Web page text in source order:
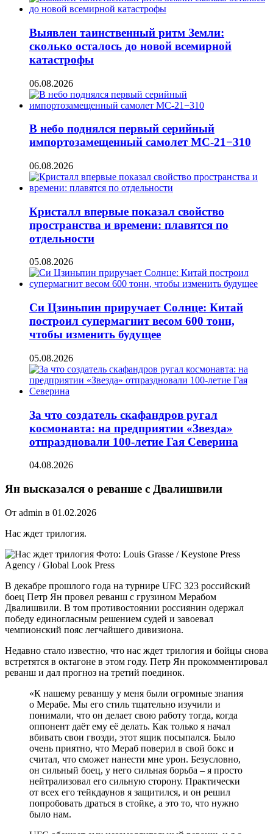
Выявлен таинственный ритм Земли:
сколько осталось до новой всемирной
катастрофы
06.08.2026
В небо поднялся первый серийный
импортозамещенный самолет МС-21−310
06.08.2026
Кристалл впервые показал свойство
пространства и времени: плавятся по
отдельности
05.08.2026
Си Цзиньпин приручает Солнце: Китай
построил супермагнит весом 600 тонн,
чтобы изменить будущее
05.08.2026
За что создатель скафандров ругал
космонавта: на предприятии «Звезда»
отпраздновали 100-летие Гая Северина
04.08.2026
Ян высказался о реванше с Двалишвили
От admin в 01.02.2026
Нас ждет трилогия.
Фото: Louis Grasse / Keystone Press
Agency / Global Look Press
В декабре прошлого года на турнире UFC 323 российский
боец Петр Ян провел реванш с грузином Мерабом
Двалишвили. В том противостоянии россиянин одержал
победу единогласным решением судей и завоевал
чемпионский пояс легчайшего дивизиона.
Недавно стало известно, что нас ждет трилогия и бойцы снова
встретятся в октагоне в этом году. Петр Ян прокомментировал
реванш и дал прогноз на третий поединок.
«К нашему реваншу у меня были огромные знания
о Мерабе. Мы его стиль тщательно изучили и
понимали, что он делает свою работу тогда, когда
оппонент даёт ему её делать. Как только я начал
вбивать свои гвозди, этот ящик посыпался. Было
очень приятно, что Мераб поверил в свой бокс и
считал, что сможет нанести мне урон. Безусловно,
он сильный боец, у него сильная борьба – я просто
нейтрализовал его сильную сторону. Практически
от всех его тейкдаунов я защитился, и он решил
попробовать драться в стойке, а это то, что нужно
было нам.